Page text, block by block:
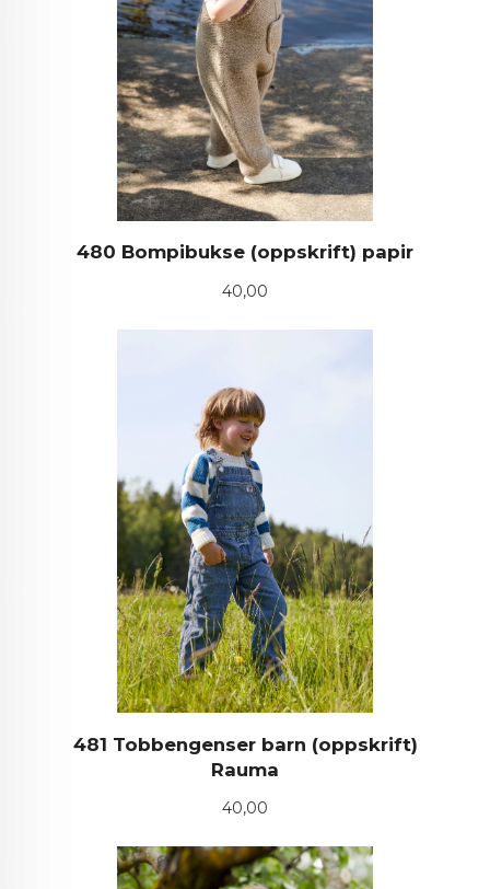
480 Bompibukse (oppskrift) papir
Pris
40,00
481 Tobbengenser barn (oppskrift)
Rauma
Pris
40,00